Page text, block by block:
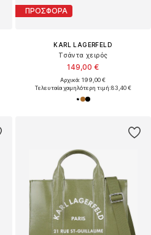
ΠΡΟΣΦΟΡΑ
KARL LAGERFELD
Τσάντα χειρός
149,00 €
Αρχικά: 199,00 €
Τελευταία χαμηλότερη τιμή:83,40 €